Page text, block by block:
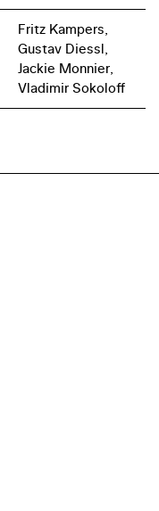
Fritz Kampers,
Gustav Diessl,
Jackie Monnier,
Vladimir Sokoloff